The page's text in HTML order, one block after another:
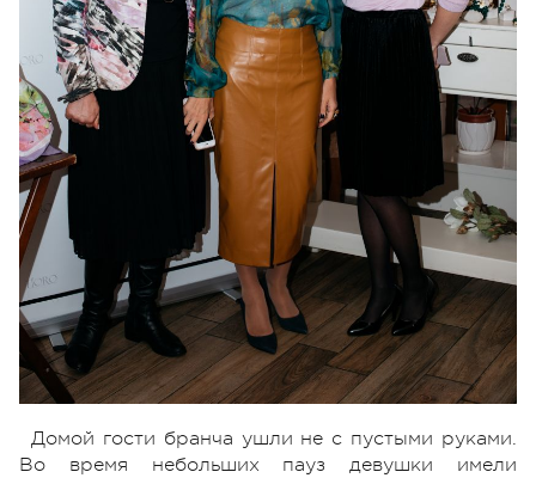
Домой гости бранча ушли не с пустыми руками.
Во время небольших пауз девушки имели